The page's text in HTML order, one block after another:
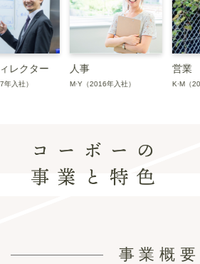
人事
M·Y（2016年入社） K·M（2019年入社）
事業概要